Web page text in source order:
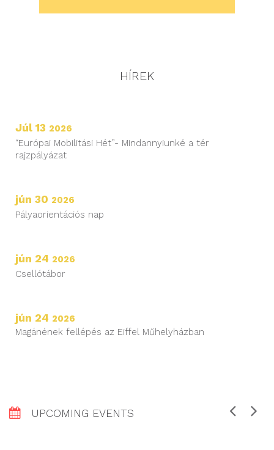
HÍREK
Júl 13 2026
“Európai Mobilitási Hét”- Mindannyiunké a tér
rajzpályázat
jún 30 2026
Pályaorientációs nap
jún 24 2026
Csellótábor
jún 24 2026
Magánének fellépés az Eiffel Műhelyházban
UPCOMING EVENTS